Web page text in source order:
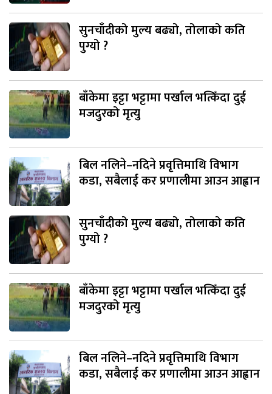
सुनचाँदीको मुल्य बढ्यो, तोलाको कति
पुग्यो ?
बाँकेमा इट्टा भट्टामा पर्खाल भत्किँदा दुई
मजदुरको मृत्यु
बिल नलिने–नदिने प्रवृत्तिमाथि विभाग
कडा, सबैलाई कर प्रणालीमा आउन आह्वान
सुनचाँदीको मुल्य बढ्यो, तोलाको कति
पुग्यो ?
बाँकेमा इट्टा भट्टामा पर्खाल भत्किँदा दुई
मजदुरको मृत्यु
बिल नलिने–नदिने प्रवृत्तिमाथि विभाग
कडा, सबैलाई कर प्रणालीमा आउन आह्वान